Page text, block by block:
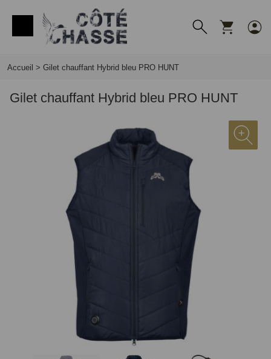
Accueil > Gilet chauffant Hybrid bleu PRO HUNT
Gilet chauffant Hybrid bleu PRO HUNT